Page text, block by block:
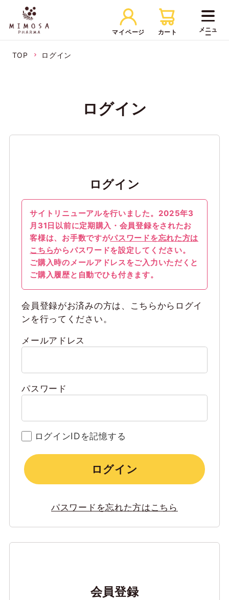
マイページ カート
TOP ログイン
ログイン
ログイン
サイトリニューアルを行いました。2025年3
月31日以前に定期購入・会員登録をされたお
客様は、お手数ですがパスワードを忘れた方は
こちらからパスワードを設定してください。
ご購入時のメールアドレスをご入力いただくと
ご購入履歴と自動でひも付きます。
会員登録がお済みの方は、こちらからログイ
ンを行ってください。
メールアドレス
パスワード
ログインIDを記憶する
ログイン
パスワードを忘れた方はこちら
会員登録